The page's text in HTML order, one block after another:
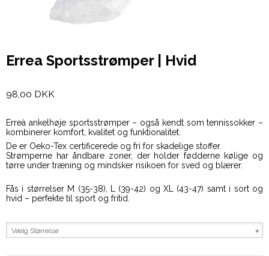
Errea Sportsstrømper | Hvid
98,00 DKK
Erreà ankelhøje sportsstrømper – også kendt som tennissokker –
kombinerer komfort, kvalitet og funktionalitet.
De er Oeko-Tex certificerede og fri for skadelige stoffer.
Strømperne har åndbare zoner, der holder fødderne kølige og
tørre under træning og mindsker risikoen for sved og blærer.
Fås i størrelser M (35-38), L (39-42) og XL (43-47) samt i sort og
hvid – perfekte til sport og fritid.
Vælg Størrelse